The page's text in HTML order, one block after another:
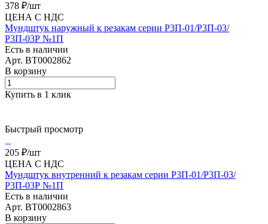
378 ₽/шт
ЦЕНА С НДС
Мундштук наружный к резакам серии Р3П-01/Р3П-03/
Р3П-03Р №1П
Есть в наличии
Арт. BT0002862
В корзину
Купить в 1 клик
Быстрый просмотр
205 ₽/шт
ЦЕНА С НДС
Мундштук внутренний к резакам серии Р3П-01/Р3П-03/
Р3П-03Р №1П
Есть в наличии
Арт. BT0002863
В корзину